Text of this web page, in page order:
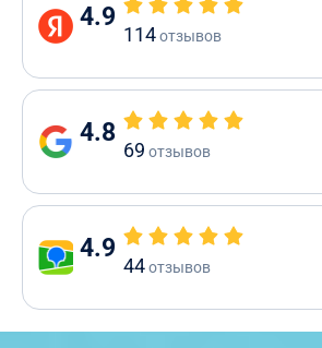
4.9
114отзывов
4.8
69 отзывов
4.9
44отзывов